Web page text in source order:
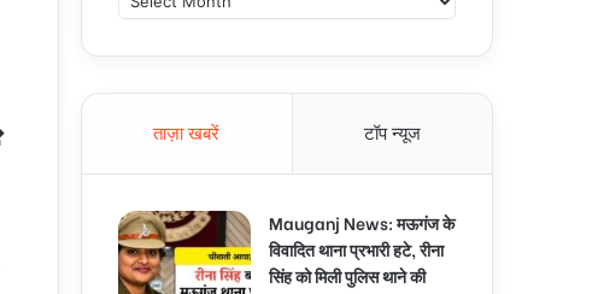
c
e
ताज़ा खबरें टॉप न्यूज
Mauganj News: मऊगंज के
विवादित थाना प्रभारी हटे, रीना
सिंह को मिली पुलिस थाने की